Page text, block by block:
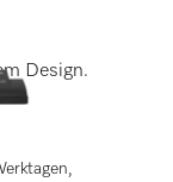
Design.